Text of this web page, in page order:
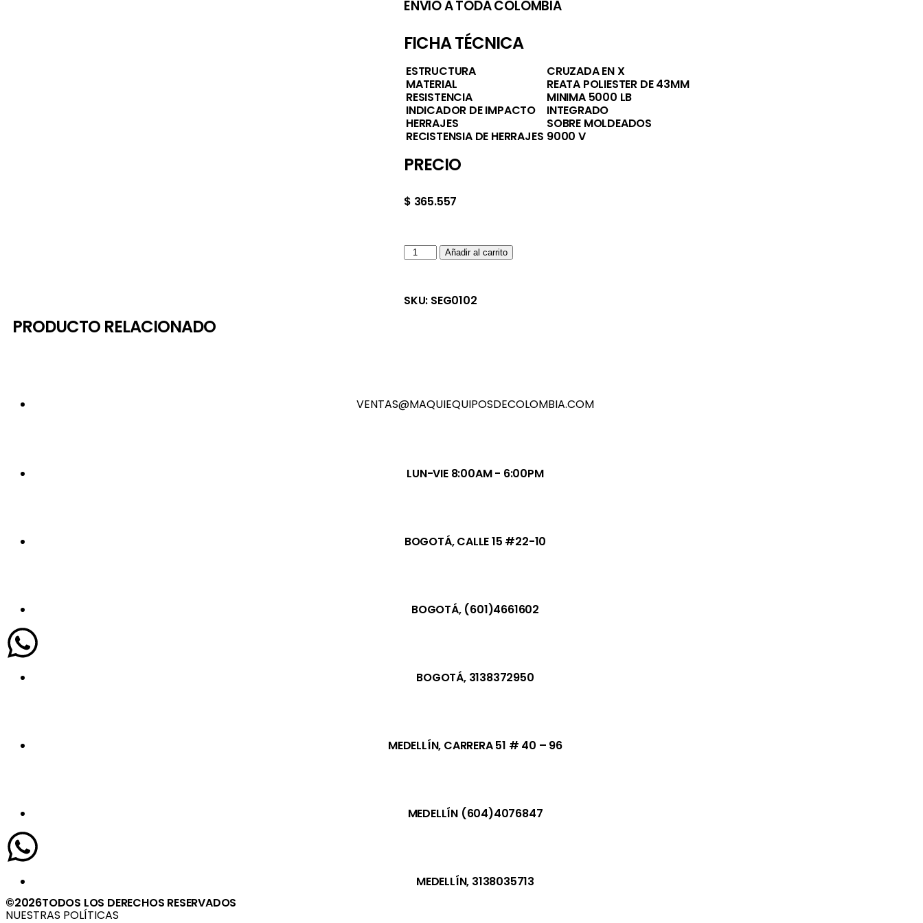
ENVIO A TODA COLOMBIA
FICHA TÉCNICA
ESTRUCTURA
CRUZADA EN X
MATERIAL
REATA POLIESTER DE 43MM
RESISTENCIA
MINIMA 5000 LB
INDICADOR DE IMPACTO
INTEGRADO
HERRAJES
SOBRE MOLDEADOS
RECISTENSIA DE HERRAJES 9000 V
PRECIO
$ 365.557
Añadir al carrito
SKU: SEG0102
PRODUCTO RELACIONADO
VENTAS@MAQUIEQUIPOSDECOLOMBIA.COM
LUN-VIE 8:00AM - 6:00PM
BOGOTÁ, CALLE 15 #22-10
BOGOTÁ, (601)4661602
BOGOTÁ, 3138372950
MEDELLÍN, CARRERA 51 # 40 – 96​
MEDELLÍN (604)4076847
MEDELLÍN, 3138035713
©2026TODOS LOS DERECHOS RESERVADOS
NUESTRAS POLÍTICAS